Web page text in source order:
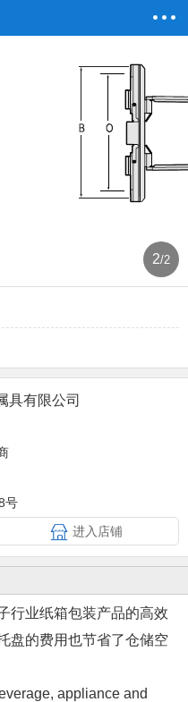
2/2
具有限公司
号
进入店铺
行业纸箱包装产品的高效
盘的费用也节省了仓储空
appliance and